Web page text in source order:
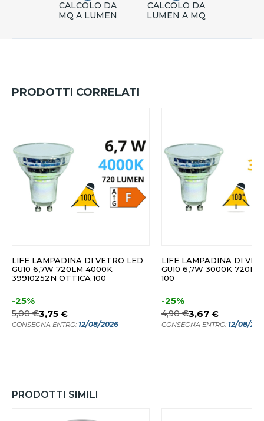
CALCOLO DA
MQ A LUMEN
CALCOLO DA
LUMEN A MQ
PRODOTTI CORRELATI
LIFE LAMPADINA DI VETRO LED
GU10 6,7W 720LM 4000K
39910252N OTTICA 100
-25%
5,00 €3,75 €
CONSEGNA ENTRO: 12/08/2026
LIFE LAMPADINA DI
GU10 6,7W 3000K
100
-25%
4,90 €3,67 €
CONSEGNA ENTRO: 12/08/
PRODOTTI SIMILI